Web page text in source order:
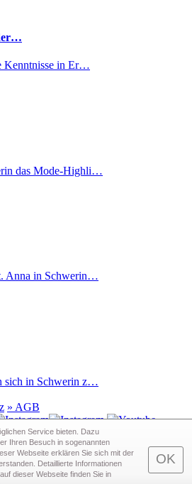
Kenntnisse in Er…
das Mode-Highli…
Anna in Schwerin…
sich in Schwerin z…
» AGB
8 · 19053 Schwerin
Fax: 0385 - 63 83 279 · Mail:
Service bieten. Dazu
Ihren Besuch in sogenann­ten
Webseite erklären Sie sich mit der
Detaillierte Informationen
dieser Webseite finden Sie in
OK